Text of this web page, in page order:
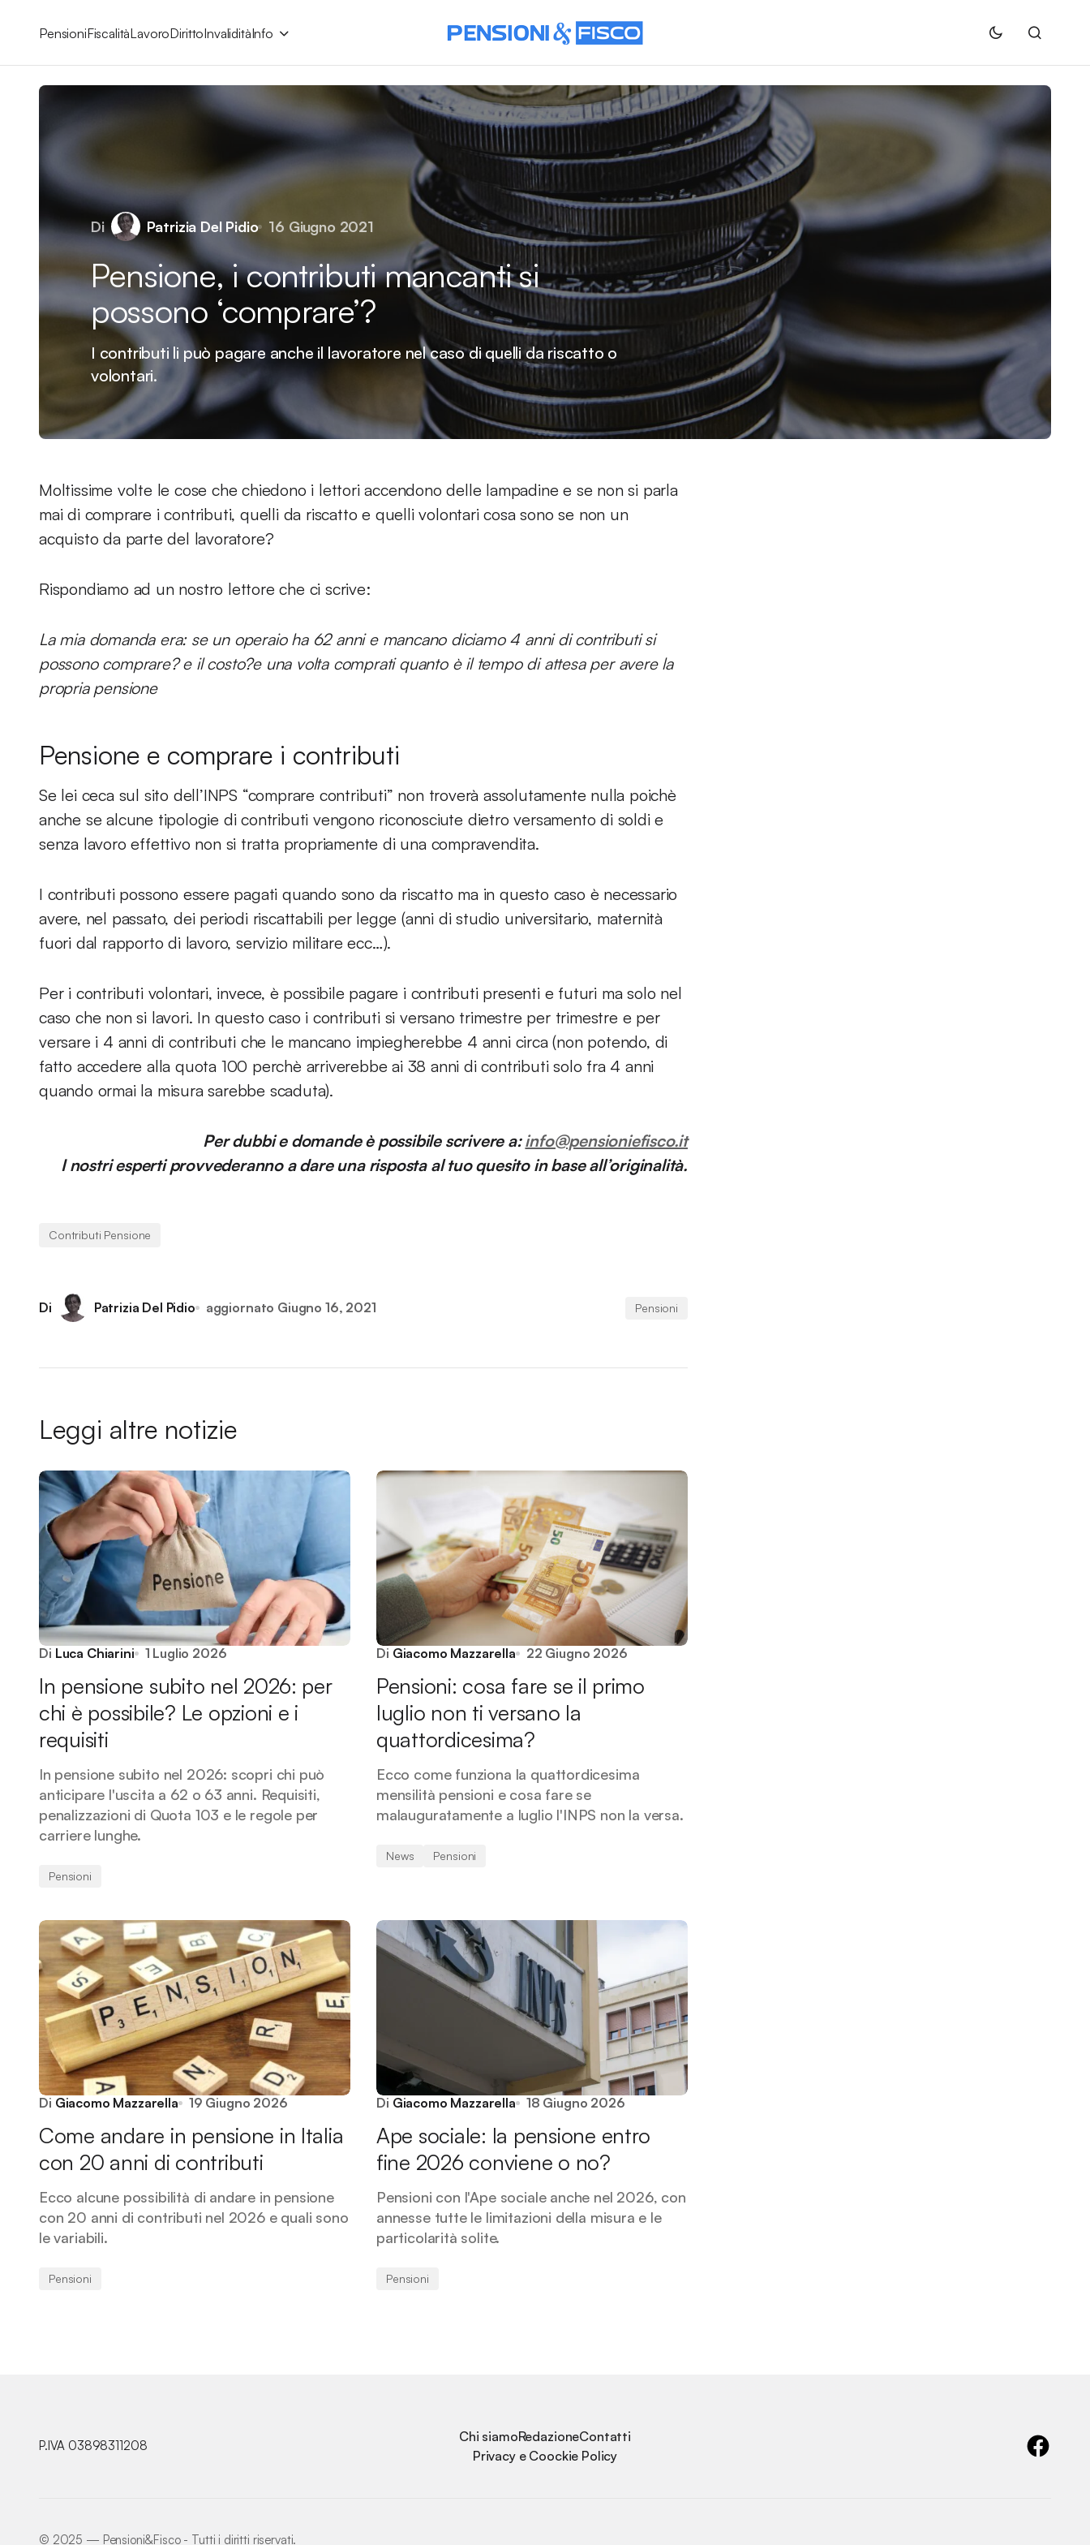
PensioniFiscalitàLavoroDirittoInvaliditàInfo
Di Patrizia Del Pidio 16 Giugno 2021
Pensione, i contributi mancanti si
possono ‘comprare’?
I contributi li può pagare anche il lavoratore nel caso di quelli da riscatto o
volontari.
Moltissime volte le cose che chiedono i lettori accendono delle lampadine e se non si parla
mai di comprare i contributi, quelli da riscatto e quelli volontari cosa sono se non un
acquisto da parte del lavoratore?
Rispondiamo ad un nostro lettore che ci scrive:
La mia domanda era: se un operaio ha 62 anni e mancano diciamo 4 anni di contributi si
possono comprare? e il costo?e una volta comprati quanto è il tempo di attesa per avere la
propria pensione
Pensione e comprare i contributi
Se lei ceca sul sito dell’INPS “comprare contributi” non troverà assolutamente nulla poichè
anche se alcune tipologie di contributi vengono riconosciute dietro versamento di soldi e
senza lavoro effettivo non si tratta propriamente di una compravendita.
I contributi possono essere pagati quando sono da riscatto ma in questo caso è necessario
avere, nel passato, dei periodi riscattabili per legge (anni di studio universitario, maternità
fuori dal rapporto di lavoro, servizio militare ecc…).
Per i contributi volontari, invece, è possibile pagare i contributi presenti e futuri ma solo nel
caso che non si lavori. In questo caso i contributi si versano trimestre per trimestre e per
versare i 4 anni di contributi che le mancano impiegherebbe 4 anni circa (non potendo, di
fatto accedere alla quota 100 perchè arriverebbe ai 38 anni di contributi solo fra 4 anni
quando ormai la misura sarebbe scaduta).
Per dubbi e domande è possibile scrivere a:info@pensioniefisco.it
I nostri esperti provvederanno a dare una risposta al tuo quesito in base all’originalità.
Contributi Pensione
Di Patrizia Del Pidio aggiornato Giugno 16, 2021 Pensioni
Leggi altre notizie
Di Luca Chiarini 1 Luglio 2026
In pensione subito nel 2026: per
chi è possibile? Le opzioni e i
requisiti
In pensione subito nel 2026: scopri chi può
anticipare l'uscita a 62 o 63 anni. Requisiti,
penalizzazioni di Quota 103 e le regole per
carriere lunghe.
Pensioni
Di Giacomo Mazzarella 22 Giugno 2026
Pensioni: cosa fare se il primo
luglio non ti versano la
quattordicesima?
Ecco come funziona la quattordicesima
mensilità pensioni e cosa fare se
malauguratamente a luglio l'INPS non la versa.
News Pensioni
Di Giacomo Mazzarella 19 Giugno 2026
Come andare in pensione in Italia
con 20 anni di contributi
Ecco alcune possibilità di andare in pensione
con 20 anni di contributi nel 2026 e quali sono
le variabili.
Pensioni
Di Giacomo Mazzarella 18 Giugno 2026
Ape sociale: la pensione entro
fine 2026 conviene o no?
Pensioni con l'Ape sociale anche nel 2026, con
annesse tutte le limitazioni della misura e le
particolarità solite.
Pensioni
P.IVA 03898311208
Chi siamoRedazioneContatti
Privacy e Coockie Policy
©️ 2025 — Pensioni&Fisco - Tutti i diritti riservati.